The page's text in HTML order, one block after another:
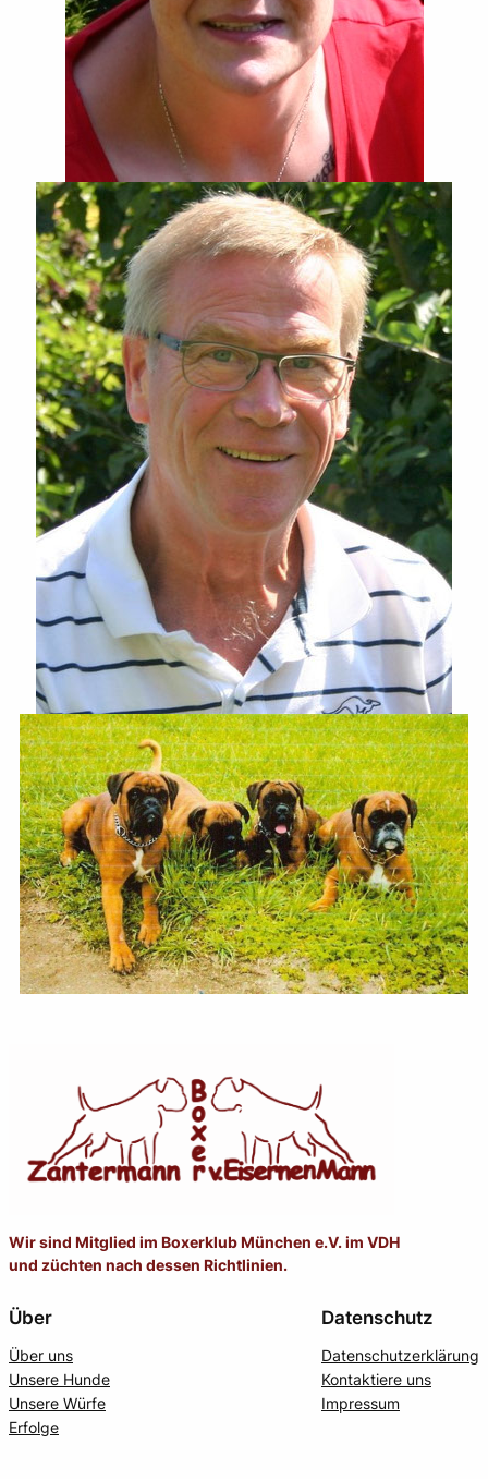
Wir sind Mitglied im Boxerklub München e.V. im VDH
und züchten nach dessen Richtlinien.
Über
Über uns
Unsere Hunde
Unsere Würfe
Erfolge
Datenschutz
Datenschutzerklärung
Kontaktiere uns
Impressum